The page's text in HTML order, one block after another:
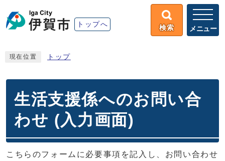
トップへ 検索 メニュー
現在位置 トップ
生活支援係へのお問い合
わせ (入力画面)
こちらのフォームに必要事項を記入し、お問い合わせ